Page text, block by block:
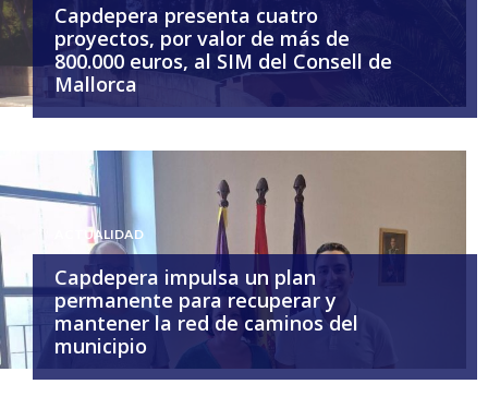
Capdepera presenta cuatro
proyectos, por valor de más de
800.000 euros, al SIM del Consell de
Mallorca
ACTUALIDAD
Capdepera impulsa un plan
permanente para recuperar y
mantener la red de caminos del
municipio